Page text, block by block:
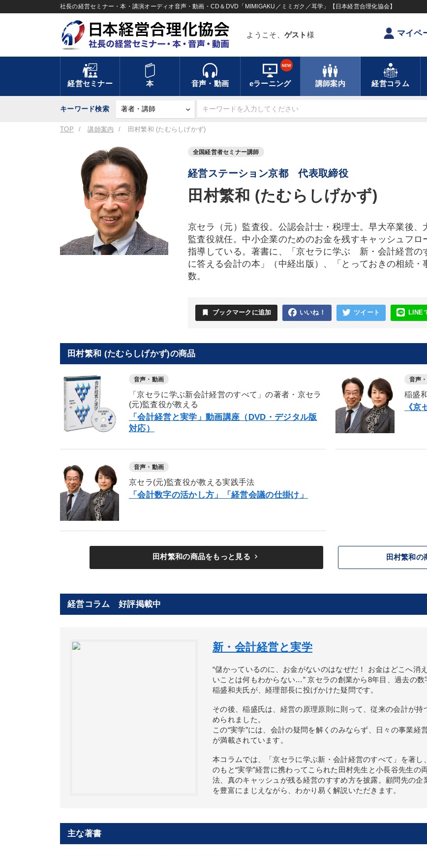
社長の経営セミナー・本・講演オーディオ音声・動画・CD＆DVD「MIMIGAKU／ミミガク／耳学」【日本経営合理化協会】
ようこそ、 ゲスト 様 マイペ
経営セミナー 本 音声・動画 eラーニング
NEW
講師案内 経営コラム
キーワード検索
TOP 講師案内 田村繁和 (たむらしげかず)
全国経営者セミナー講師
経営ステーション京都 代表取締役
田村繁和 (たむらしげかず)
京セラ（元）監査役。公認会計士・税理士。早大卒業後
監査役就任。中小企業のためのお金を残すキャッシュフロ
指導している。著書に、「京セラに学ぶ 新・会計経営の
に答える会計の本」（中経出版）、「とっておきの相続
数。
bookmark ブックマークに追加 いいね！ ツイート LINE
田村繁和 (たむらしげかず)の商品
音声・動画
「京セラに学ぶ新会計経営のすべて」の著者・京セラ
(元)監査役が教える
「会計経営と実学」動画講座（DVD・デジタル版
対応）
音声
稲盛
《京
音声・動画
京セラ(元)監査役が教える実践手法
「会計数字の活かし方」「経営会議の仕掛け」
田村繁和の商品をもっと見る keyboard_arrow_right 田村繁和の
経営コラム 好評掲載中
新・会計経営と実学
“儲かっているのに、お金がないのはなぜだ！ お金はどこへ消
いことは何もわからない…” 京セラの創業から8年目、過去の
稲盛和夫氏が、経理部長に投げかけた疑問です。
その後、稲盛氏は、経営の原理原則に則って、従来の会計が持
められました。
この“実学”には、会計の疑問を解くのみならず、日々の事業
が満載されています。
本コラムでは、「京セラに学ぶ新・会計経営のすべて」を著
のもと“実学”経営に携わってこられた田村先生と小長谷先生の
法、真のキャッシュが残る経営のすすめ方を披露。顧問先の
を豊富にまじえながら、わかり易く解説いただきます。
主な著書